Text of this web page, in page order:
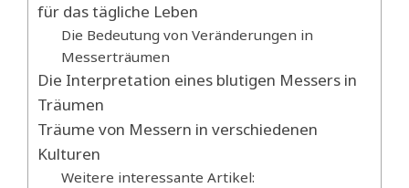
für das tägliche Leben
Die Bedeutung von Veränderungen in
Messerträumen
Die Interpretation eines blutigen Messers in
Träumen
Träume von Messern in verschiedenen
Kulturen
Weitere interessante Artikel: